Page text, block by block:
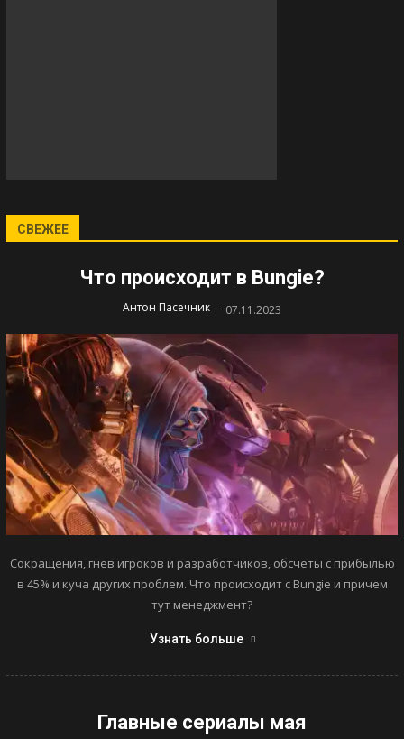
СВЕЖЕЕ
Что происходит в Bungie?
Антон Пасечник - 07.11.2023
Сокращения, гнев игроков и разработчиков, обсчеты с прибылью
в 45% и куча других проблем. Что происходит с Bungie и причем
тут менеджмент?
Узнать больше
Главные сериалы мая